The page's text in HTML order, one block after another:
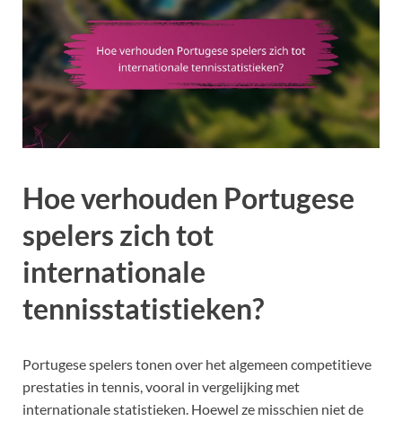
Hoe verhouden Portugese
spelers zich tot
internationale
tennisstatistieken?
Portugese spelers tonen over het algemeen competitieve
prestaties in tennis, vooral in vergelijking met
internationale statistieken. Hoewel ze misschien niet de